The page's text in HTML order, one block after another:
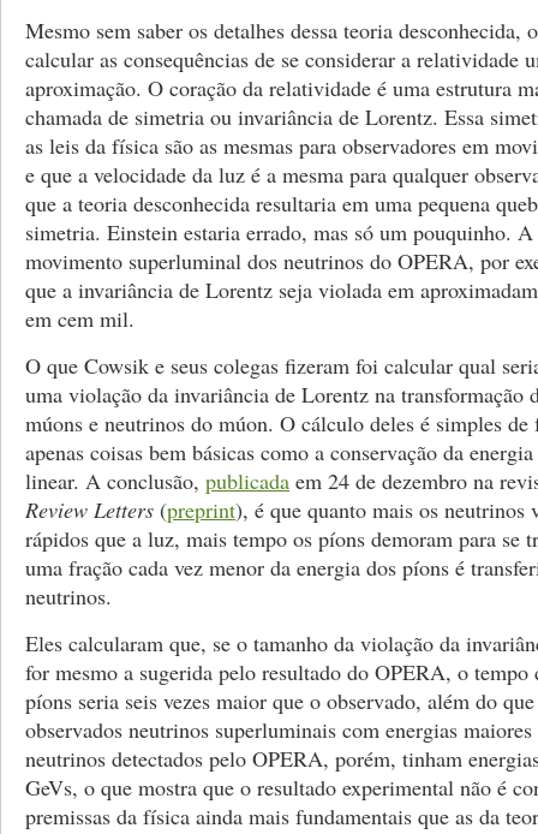
Mesmo sem saber os detalhes dessa teoria desconhecida,
calcular as consequências de se considerar a relatividade
aproximação. O coração da relatividade é uma estrutura
chamada de simetria ou invariância de Lorentz. Essa
as leis da física são as mesmas para observadores em
e que a velocidade da luz é a mesma para qualquer
que a teoria desconhecida resultaria em uma pequena
simetria. Einstein estaria errado, mas só um pouquinho.
movimento superluminal dos neutrinos do OPERA, por
que a invariância de Lorentz seja violada em
em cem mil.
O que Cowsik e seus colegas fizeram foi calcular qual
uma violação da invariância de Lorentz na transformação
múons e neutrinos do múon. O cálculo deles é simples de
apenas coisas bem básicas como a conservação da
linear. A conclusão, publicada em 24 de dezembro na
Review Letters (preprint), é que quanto mais os neutrinos
rápidos que a luz, mais tempo os píons demoram para se
uma fração cada vez menor da energia dos píons é
neutrinos.
Eles calcularam que, se o tamanho da violação da
for mesmo a sugerida pelo resultado do OPERA, o tempo
píons seria seis vezes maior que o observado, além do
observados neutrinos superluminais com energias
neutrinos detectados pelo OPERA, porém, tinham
GeVs, o que mostra que o resultado experimental não é
premissas da física ainda mais fundamentais que as da